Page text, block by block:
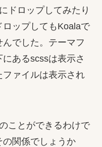
ドロップしてみたり
ロップしてもKoalaで
でした。テーマフ
あるscssは表示さ
ァイルは表示され
ことができるわけで
関係でしょうか